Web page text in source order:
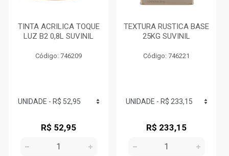
TINTA ACRILICA TOQUE
LUZ B2 0,8L SUVINIL
Código: 746209
R$ 52,95
TEXTURA RUSTICA BASE
25KG SUVINIL
Código: 746221
R$ 233,15